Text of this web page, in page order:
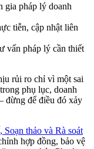
gia pháp lý doanh
tiễn, cập nhật liên
vấn pháp lý cần thiết
rủi ro chỉ vì một sai
phụ lục, doanh
đừng để điều đó xảy
thảo và Rà soát
hợp đồng, bảo vệ